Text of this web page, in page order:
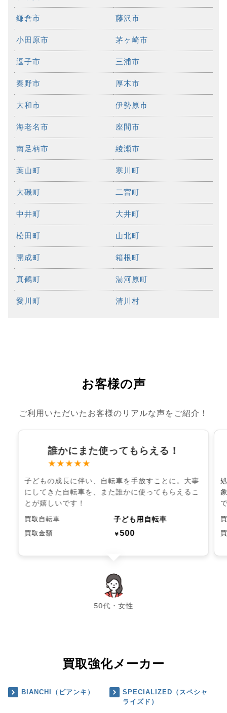
鎌倉市 藤沢市
小田原市 茅ヶ崎市
逗子市 三浦市
秦野市 厚木市
大和市 伊勢原市
海老名市 座間市
南足柄市 綾瀬市
葉山町 寒川町
大磯町 二宮町
中井町 大井町
松田町 山北町
開成町 箱根町
真鶴町 湯河原町
愛川町 清川村
お客様の声
ご利用いただいたお客様のリアルな声をご紹介！
誰かにまた使ってもらえる！
★★★★★
子どもの成長に伴い、自転車を手放すことに。大事
にしてきた自転車を、また誰かに使ってもらえるこ
とが嬉しいです！
買取自転車 子ども用自転車
買取金額 ￥500
50代・女性
chevron_left chevron_right
買取強化メーカー
BIANCHI（ビアンキ）
SPECIALIZED（スペシャ
ライズド）